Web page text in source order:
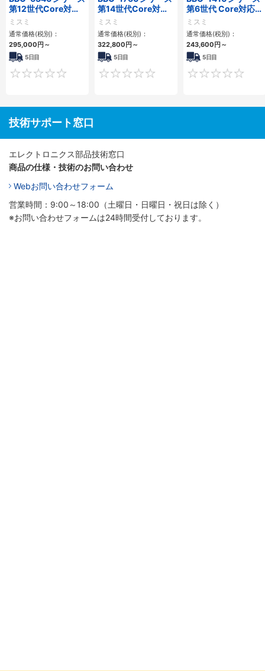
第12世代Core対応
小型フロアマウント
PC2PCI/2PCIe
ミスミ
通常価格(税別)：
295,000円～
5日目
0
第14世代Core対応
小型フロアマウント
3PCIe
ミスミ
通常価格(税別)：
322,800円～
5日目
0
第6世代 Core対応フ
ロアマウントFAPC
3PCI・3PCIe
ミスミ
通常価格(税別)：
243,600円～
5日目
技術サポート窓口
エレクトロニクス部品技術窓口
商品の仕様・技術のお問い合わせ
Webお問い合わせフォーム
営業時間：9:00～18:00（土曜日・日曜日・祝日は除く）
※お問い合わせフォームは24時間受付しております。